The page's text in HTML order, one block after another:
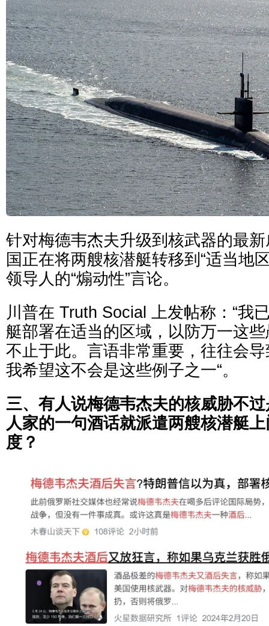
针对梅德韦杰夫升级到核武器的最
国正在将两艘核潜艇转移到“适当地
领导人的“煽动性”言论。
川普在 Truth Social 上发帖称：“我
艇部署在适当的区域，以防万一这
不止于此。言语非常重要，往往会
我希望这不会是这些例子之一“。
三、有人说梅德韦杰夫的核威胁不
人家的一句酒话就派遣两艘核潜艇
度？